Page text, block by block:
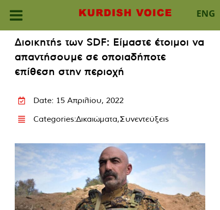
ENG
content
Διοικητής των SDF: Είμαστε έτοιμοι να
απαντήσουμε σε οποιαδήποτε
επίθεση στην περιοχή
Date: 15 Απριλίου, 2022
Categories:Δικαιώματα,Συνεντεύξεις